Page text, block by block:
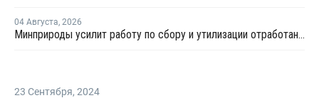
04 Августа, 2026
Минприроды усилит работу по сбору и утилизации отработанных шин
23 Сентября, 2024